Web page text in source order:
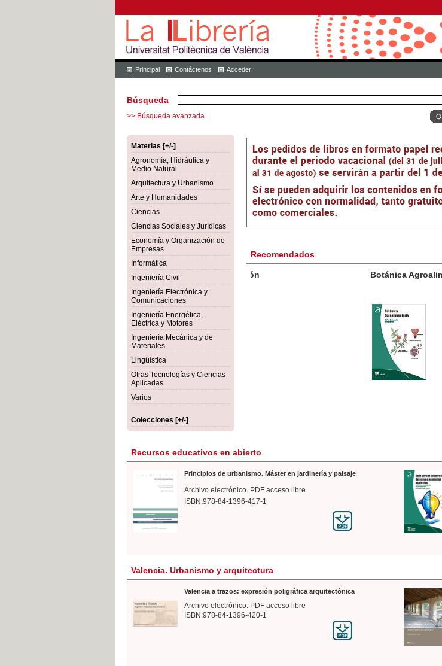
Principal Contáctenos Acceder
Búsqueda
>> Búsqueda avanzada
Materias [+/-]
Agronomía, Hidráulica y
Medio Natural
Arquitectura y Urbanismo
Arte y Humanidades
Ciencias
Ciencias Sociales y Jurídicas
Economía y Organización de
Empresas
Informática
Ingeniería Civil
Ingeniería Electrónica y
Comunicaciones
Ingeniería Energética,
Eléctrica y Motores
Ingeniería Mecánica y de
Materiales
Lingüística
Otras Tecnologías y Ciencias
Aplicadas
Varios
Colecciones [+/-]
Recomendados
Botánica Agroalimentaria
35,00 €
IVA INCLUIDO
Recursos educativos en abierto
Principios de urbanismo. Máster en jardinería y paisaje
Archivo electrónico. PDF acceso libre
ISBN:978-84-1396-417-1
Valencia. Urbanismo y arquitectura
Valencia a trazos: expresión poligráfica arquitectónica
Archivo electrónico. PDF acceso libre
ISBN:978-84-1396-420-1